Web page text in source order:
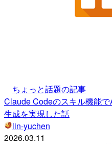
ちょっと話題の記事
Claude Codeのスキル機能
生成を実現した話
lin-yuchen
2026.03.11